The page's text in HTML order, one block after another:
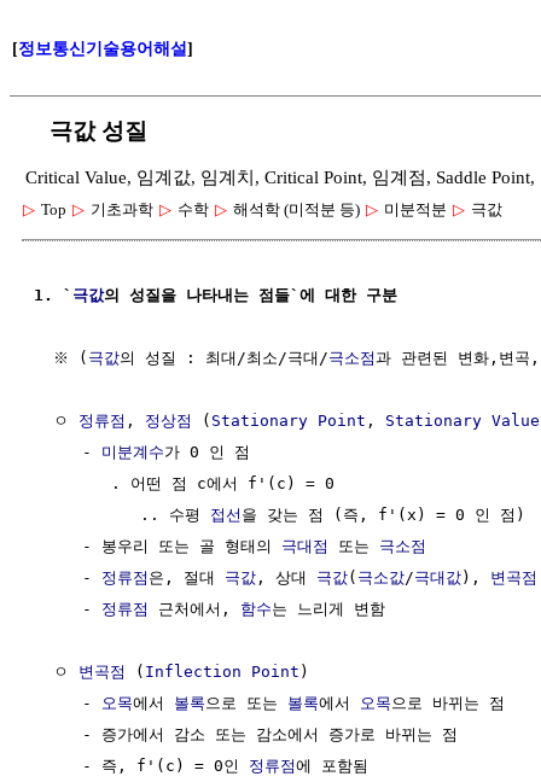
[정보통신기술용어해설]
극값 성질
Critical Value, 임계값, 임계치, Critical Point, 임계점, Saddle Point,
▷ Top ▷ 기초과학 ▷ 수학 ▷ 해석학 (미적분 등) ▷ 미분적분 ▷ 극값
1. ` 극값의 성질을 나타내는 점들`에 대한 구분
  ※ (
극값의 성질 : 최대/최소/극대/극소점과 관련된 변화,변곡
  ㅇ
정류점 , 정상점 ( Stationary Point , Stationary Value
     -
미분계수가 0 인 점
        . 어떤 점 c에서 f'(c) = 0
           .. 수평
접선 을 갖는 점 (즉, f'(x) = 0 인 점)
     - 봉우리 또는 골 형태의
극대점 또는 극소점
     -
정류점 은, 절대 극값 , 상대 극값( 극소값/극대값), 변곡점
     -
정류점 근처에서, 함수는 느리게 변함
  ㅇ
변곡점 ( Inflection Point )
     -
오목에서 볼록 으로 또는 볼록에서 오목 으로 바뀌는 점
     - 증가에서 감소 또는 감소에서 증가로 바뀌는 점
     - 즉, f'(c) = 0인
정류점에 포함됨